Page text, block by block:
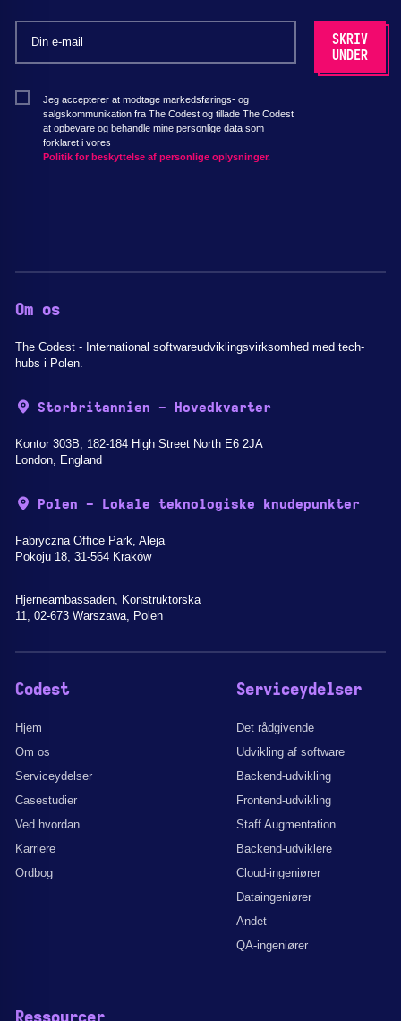
Jeg accepterer at modtage markedsførings- og
salgskommunikation fra The Codest og tillade The Codest
at opbevare og behandle mine personlige data som
forklaret i vores
Politik for beskyttelse af personlige oplysninger.
Om os
The Codest - International softwareudviklingsvirksomhed med tech-
hubs i Polen.
Storbritannien - Hovedkvarter
Kontor 303B, 182-184 High Street North E6 2JA
London, England
Polen - Lokale teknologiske knudepunkter
Fabryczna Office Park, Aleja
Pokoju 18, 31-564 Kraków
Hjerneambassaden, Konstruktorska
11, 02-673 Warszawa, Polen
Codest
Hjem
Om os
Serviceydelser
Casestudier
Ved hvordan
Karriere
Ordbog
Serviceydelser
Det rådgivende
Udvikling af software
Backend-udvikling
Frontend-udvikling
Staff Augmentation
Backend-udviklere
Cloud-ingeniører
Dataingeniører
Andet
QA-ingeniører